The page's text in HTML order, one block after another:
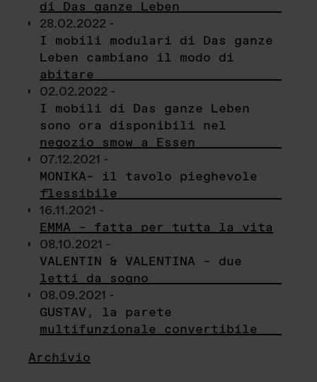
di Das ganze Leben
28.02.2022 -
I mobili modulari di Das ganze
Leben cambiano il modo di
abitare
02.02.2022 -
I mobili di Das ganze Leben
sono ora disponibili nel
negozio smow a Essen
07.12.2021 -
MONIKA– il tavolo pieghevole
flessibile
16.11.2021 -
EMMA – fatta per tutta la vita
08.10.2021 -
VALENTIN & VALENTINA – due
letti da sogno
08.09.2021 -
GUSTAV, la parete
multifunzionale convertibile
Archivio